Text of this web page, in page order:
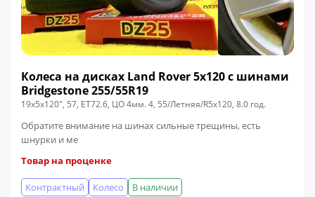
Колеса на дисках Land Rover 5x120 c шинами
Bridgestone 255/55R19
19x5x120", 57, ЕТ72.6, ЦО 4мм. 4, 55/Летняя/R5x120, 8.0 год.
Обратите внимание на шинах сильные трещины, есть
шнурки и ме
Товар на проценке
В наличии
Колесо
Контрактный